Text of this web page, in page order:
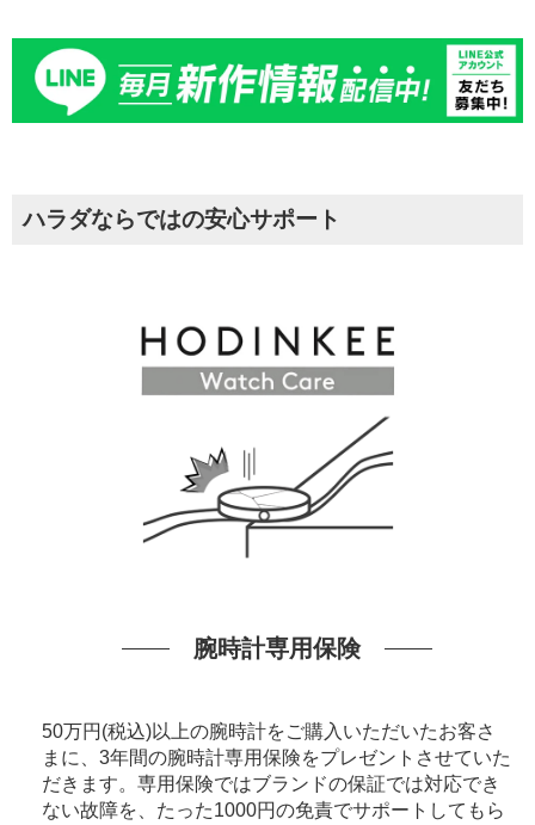
ハラダならではの安心サポート
腕時計専用保険
50万円(税込)以上の腕時計をご購入いただいたお客さ
まに、3年間の腕時計専用保険をプレゼントさせていた
だきます。専用保険ではブランドの保証では対応でき
ない故障を、たった1000円の免責でサポートしてもら